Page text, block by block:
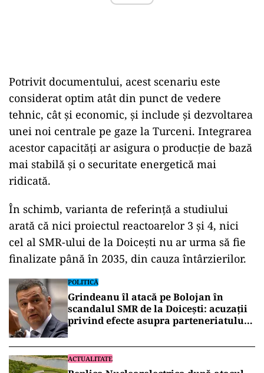
Potrivit documentului, acest scenariu este
considerat optim atât din punct de vedere
tehnic, cât și economic, și include și dezvoltarea
unei noi centrale pe gaze la Turceni. Integrarea
acestor capacități ar asigura o producție de bază
mai stabilă și o securitate energetică mai
ridicată.
În schimb, varianta de referință a studiului
arată că nici proiectul reactoarelor 3 și 4, nici
cel al SMR-ului de la Doicești nu ar urma să fie
finalizate până în 2035, din cauza întârzierilor.
POLITICĂ
Grindeanu îl atacă pe Bolojan în
scandalul SMR de la Doicești: acuzații
privind efecte asupra parteneriatului
ACTUALITATE